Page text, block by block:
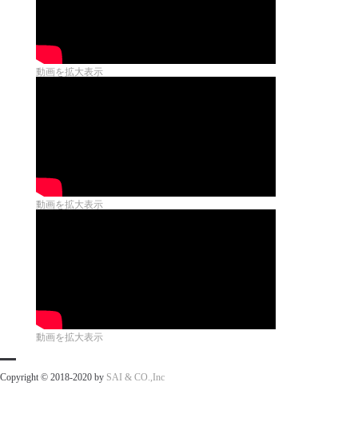
動画を拡大表示
動画を拡大表示
動画を拡大表示
Copyright © 2018-2020 by SAI & CO.,Inc